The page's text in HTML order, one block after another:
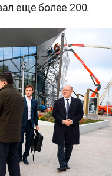
еще более 200.